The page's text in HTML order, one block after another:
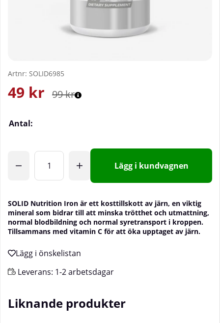
Artnr: SOLID6985
99kr
49 kr
Antal:
Lägg i kundvagnen
SOLID Nutrition Iron är ett kosttillskott av järn, en viktig
mineral som bidrar till att minska trötthet och utmattning,
normal blodbildning och normal syretransport i kroppen.
Tillsammans med vitamin C för att öka upptaget av järn.
Leverans: 1-2 arbetsdagar
Liknande produkter